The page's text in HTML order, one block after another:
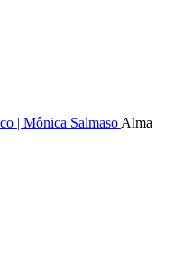
| Mônica Salmaso Alma